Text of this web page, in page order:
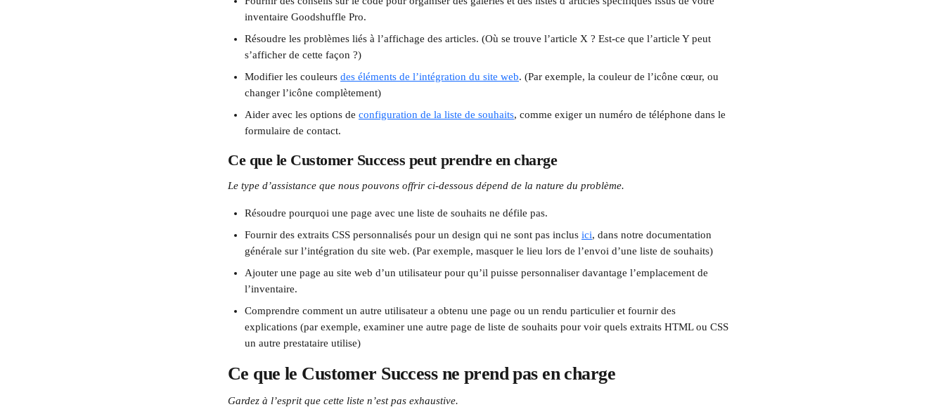
inventaire Goodshuffle Pro.
Résoudre les problèmes liés à l’affichage des articles. (Où se trouve l’article X ? Est-ce que l’article Y peut
s’afficher de cette façon ?)
Modifier les couleurs des éléments de l’intégration du site web. (Par exemple, la couleur de l’icône cœur, ou
changer l’icône complètement)
Aider avec les options de configuration de la liste de souhaits, comme exiger un numéro de téléphone dans le
formulaire de contact.
Ce que le Customer Success peut prendre en charge
Le type d’assistance que nous pouvons offrir ci-dessous dépend de la nature du problème.
Résoudre pourquoi une page avec une liste de souhaits ne défile pas.
Fournir des extraits CSS personnalisés pour un design qui ne sont pas inclus ici, dans notre documentation
générale sur l’intégration du site web. (Par exemple, masquer le lieu lors de l’envoi d’une liste de souhaits)
Ajouter une page au site web d’un utilisateur pour qu’il puisse personnaliser davantage l’emplacement de
l’inventaire.
Comprendre comment un autre utilisateur a obtenu une page ou un rendu particulier et fournir des
explications (par exemple, examiner une autre page de liste de souhaits pour voir quels extraits HTML ou CSS
un autre prestataire utilise)
Ce que le Customer Success ne prend pas en charge
Gardez à l’esprit que cette liste n’est pas exhaustive.